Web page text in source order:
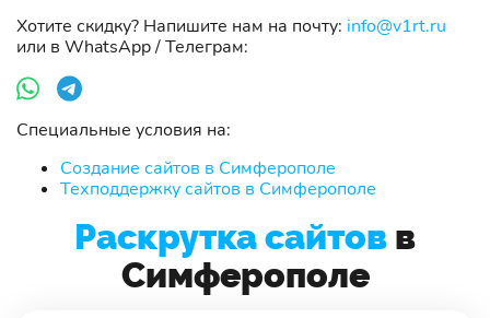
Хотите скидку? Напишите нам на почту: info@v1rt.ru
или в WhatsApp / Телеграм:
Специальные условия на:
Создание сайтов в Симферополе
Техподдержку сайтов в Симферополе
Раскрутка сайтов в
Симферополе